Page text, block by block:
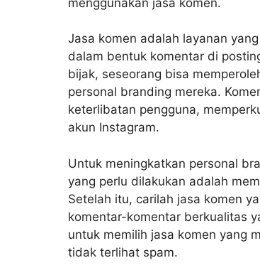
Jasa komen adalah layanan
dalam bentuk komentar di
bijak, seseorang bisa
personal branding mereka.
keterlibatan pengguna,
akun Instagram.
Untuk meningkatkan personal
yang perlu dilakukan adalah
Setelah itu, carilah jasa komen
komentar-komentar berkualitas
untuk memilih jasa komen yang
tidak terlihat spam.